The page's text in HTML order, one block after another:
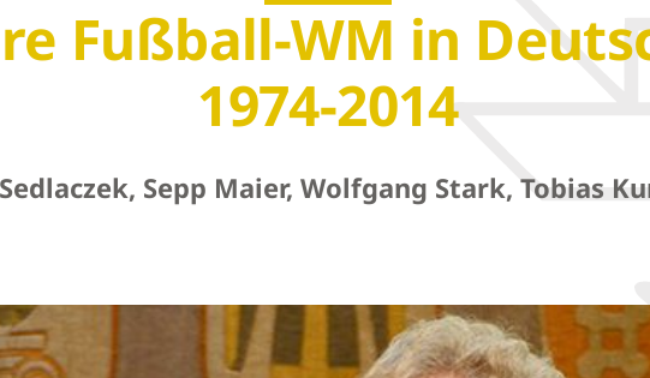
Fußball-WM in
1974-2014
Sepp Maier, Wolfgang Stark, Tobias